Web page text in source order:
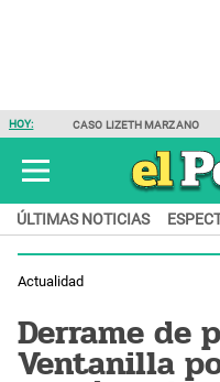
HOY: CASO LIZETH MARZANO
ÚLTIMAS NOTICIAS
Actualidad
Derrame de
Ventanilla